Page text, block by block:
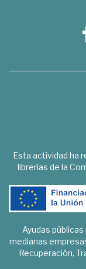
Esta actividad ha
librerías de la
Ayudas
medianas
Recuperación,